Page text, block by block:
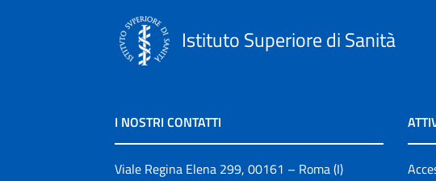
Istituto Superiore di Sanità
I NOSTRI CONTATTI
Viale Regina Elena 299, 00161 – Roma (I)